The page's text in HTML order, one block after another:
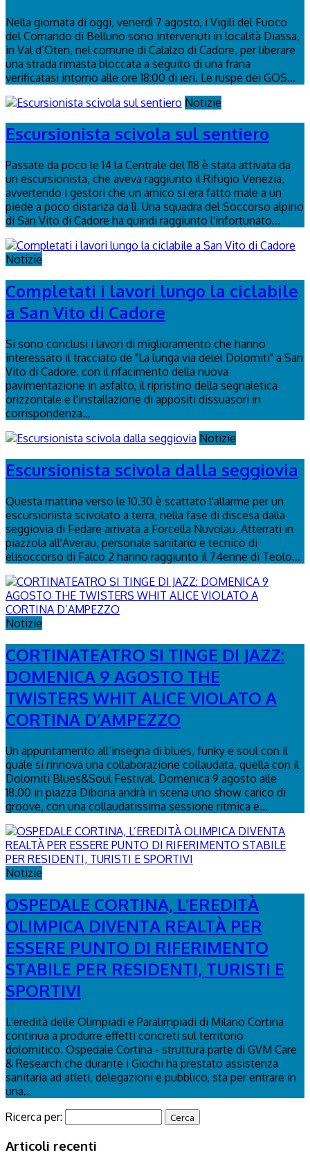
Nella giornata di oggi, venerdì 7 agosto, i Vigili del Fuoco
del Comando di Belluno sono intervenuti in località Diassa,
in Val d’Oten, nel comune di Calalzo di Cadore, per liberare
una strada rimasta bloccata a seguito di una frana
verificatasi intorno alle ore 18:00 di ieri. Le ruspe dei GOS...
Notizie
Escursionista scivola sul sentiero
Passate da poco le 14 la Centrale del 118 è stata attivata da
un escursionista, che aveva raggiunto il Rifugio Venezia,
avvertendo i gestori che un amico si era fatto male a un
piede a poco distanza da lì. Una squadra del Soccorso alpino
di San Vito di Cadore ha quindi raggiunto l'infortunato...
Notizie
Completati i lavori lungo la ciclabile
a San Vito di Cadore
Si sono conclusi i lavori di miglioramento che hanno
interessato il tracciato de "La lunga via delel Dolomiti" a San
Vito di Cadore, con il rifacimento della nuova
pavimentazione in asfalto, il ripristino della segnaletica
orizzontale e l'installazione di appositi dissuasori in
corrispondenza...
Notizie
Escursionista scivola dalla seggiovia
Questa mattina verso le 10.30 è scattato l'allarme per un
escursionista scivolato a terra, nella fase di discesa dalla
seggiovia di Fedare arrivata a Forcella Nuvolau. Atterrati in
piazzola all'Averau, personale sanitario e tecnico di
elisoccorso di Falco 2 hanno raggiunto il 74enne di Teolo...
Notizie
CORTINATEATRO SI TINGE DI JAZZ:
DOMENICA 9 AGOSTO THE
TWISTERS WHIT ALICE VIOLATO A
CORTINA D’AMPEZZO
Un appuntamento all’insegna di blues, funky e soul con il
quale si rinnova una collaborazione collaudata, quella con il
Dolomiti Blues&Soul Festival. Domenica 9 agosto alle
18.00 in piazza Dibona andrà in scena uno show carico di
groove, con una collaudatissima sessione ritmica e...
Notizie
OSPEDALE CORTINA, L’EREDITÀ
OLIMPICA DIVENTA REALTÀ PER
ESSERE PUNTO DI RIFERIMENTO
STABILE PER RESIDENTI, TURISTI E
SPORTIVI
L'eredità delle Olimpiadi e Paralimpiadi di Milano Cortina
continua a produrre effetti concreti sul territorio
dolomitico. Ospedale Cortina - struttura parte di GVM Care
& Research che durante i Giochi ha prestato assistenza
sanitaria ad atleti, delegazioni e pubblico, sta per entrare in
una...
Ricerca per:
Articoli recenti